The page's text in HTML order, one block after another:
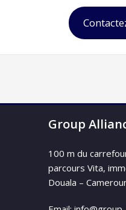
Group
100 m du
parcours Vita,
Douala –